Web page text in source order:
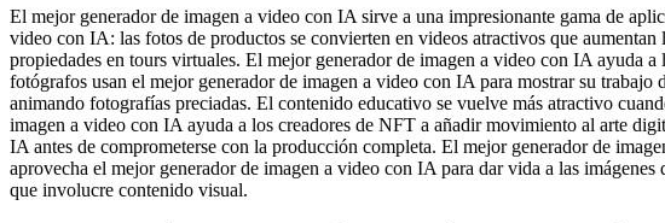
El mejor generador de imagen a video con IA sirve a una impresionante gama de
video con IA: las fotos de productos se convierten en videos atractivos que
propiedades en tours virtuales. El mejor generador de imagen a video con IA ayuda
fotógrafos usan el mejor generador de imagen a video con IA para mostrar su
animando fotografías preciadas. El contenido educativo se vuelve más atractivo
imagen a video con IA ayuda a los creadores de NFT a añadir movimiento al arte
IA antes de comprometerse con la producción completa. El mejor generador de
aprovecha el mejor generador de imagen a video con IA para dar vida a las
que involucre contenido visual.